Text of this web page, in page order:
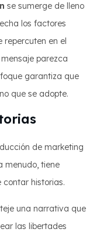
se sumerge de lleno
los factores
repercuten en el
parezca
garantiza que
que se adopte.
de marketing
menudo, tiene
historias.
una narrativa que
las libertades